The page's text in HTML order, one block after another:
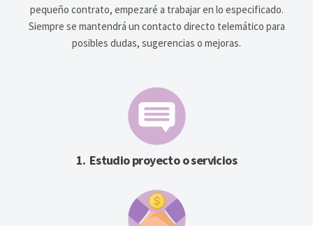
pequeño contrato, empezaré a trabajar en lo especificado.
Siempre se mantendrá un contacto directo telemático para
posibles dudas, sugerencias o mejoras.
Estudio proyecto o servicios